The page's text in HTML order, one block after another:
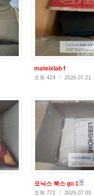
mateixlab f
조회 424 2026.07.21
오닉스 북스 go 1
조회 772 2026.07.03